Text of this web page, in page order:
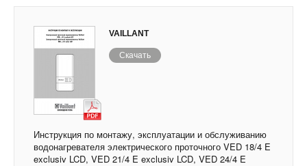
VAILLANT
Скачать
Инструкция по монтажу, эксплуатации и обслуживанию
водонагревателя электрического проточного VED 18/4 E
exclusiv LCD, VED 21/4 E exclusiv LCD, VED 24/4 E